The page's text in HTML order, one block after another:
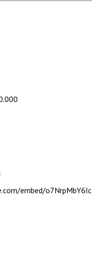
embed/o7NrpMbY6Ic